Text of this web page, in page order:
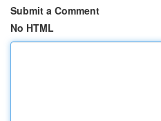
Submit a Comment
No HTML